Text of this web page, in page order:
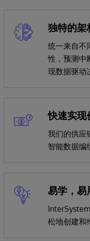
独特的架
统一来自不
性，预测中
现数据驱动
快速实现
我们的供应
智能数据编
易学，易
松地创建和